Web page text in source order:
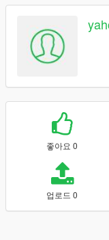
좋아요 0
업로드 0